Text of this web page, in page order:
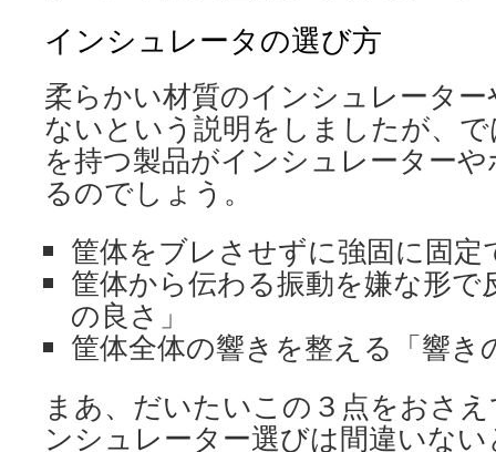
インシュレータの選び方
柔らかい材質のインシュレータ
ないという説明をしましたが、
を持つ製品がインシュレーター
るのでしょう。
筐体をブレさせずに強固に固定
筐体から伝わる振動を嫌な形で
の良さ」
筐体全体の響きを整える「響き
まあ、だいたいこの３点をおさ
ンシュレーター選びは間違いな